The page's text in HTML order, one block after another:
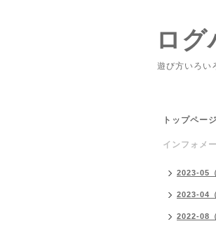
ログ
遊び方いろい
トップページ
インフォメ
2023-05（
2023-04（
2022-08（